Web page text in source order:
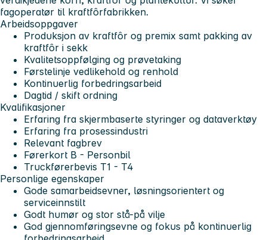
fagoperatør til kraftfôrfabrikken.
Arbeidsoppgaver
Produksjon av kraftfôr og premix samt pakking av
kraftfôr i sekk
Kvalitetsoppfølging og prøvetaking
Førstelinje vedlikehold og renhold
Kontinuerlig forbedringsarbeid
Dagtid / skift ordning
Kvalifikasjoner
Erfaring fra skjermbaserte styringer og dataverktøy
Erfaring fra prosessindustri
Relevant fagbrev
Førerkort B - Personbil
Truckførerbevis T1 - T4
Personlige egenskaper
Gode samarbeidsevner, løsningsorientert og
serviceinnstilt
Godt humør og stor stå-på vilje
God gjennomføringsevne og fokus på kontinuerlig